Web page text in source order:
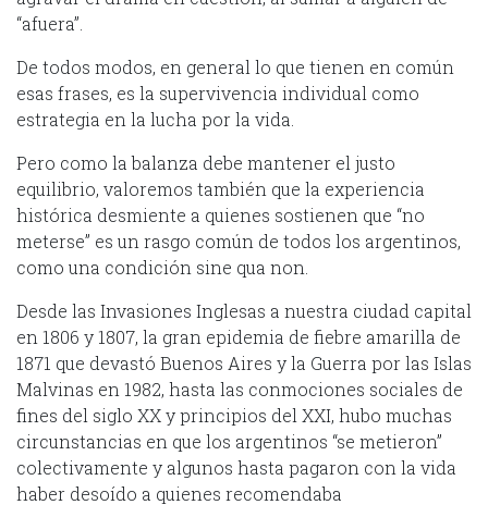
“afuera”.
De todos modos, en general lo que tienen en común
esas frases, es la supervivencia individual como
estrategia en la lucha por la vida.
Pero como la balanza debe mantener el justo
equilibrio, valoremos también que la experiencia
histórica desmiente a quienes sostienen que “no
meterse” es un rasgo común de todos los argentinos,
como una condición sine qua non.
Desde las Invasiones Inglesas a nuestra ciudad capital
en 1806 y 1807, la gran epidemia de fiebre amarilla de
1871 que devastó Buenos Aires y la Guerra por las Islas
Malvinas en 1982, hasta las conmociones sociales de
fines del siglo XX y principios del XXI, hubo muchas
circunstancias en que los argentinos “se metieron”
colectivamente y algunos hasta pagaron con la vida
haber desoído a quienes recomendaba